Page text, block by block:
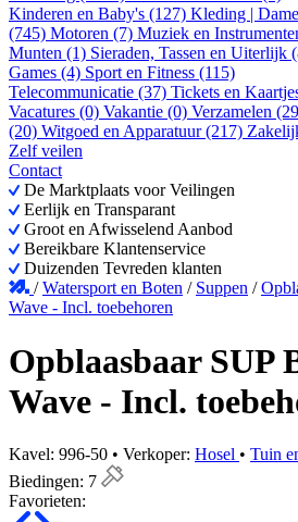
Kinderen en Baby's (127) Kleding |
(745) Motoren (7) Muziek en
Munten (1) Sieraden, Tassen en Uiterlijk
Games (4) Sport en Fitness (115)
Telecommunicatie (37) Tickets en
Vacatures (0) Vakantie (0) Verzamelen
(20) Witgoed en Apparatuur (217)
Zelf veilen
Contact
De Marktplaats voor Veilingen
Eerlijk en Transparant
Groot en Afwisselend Aanbod
Bereikbare Klantenservice
Duizenden Tevreden klanten
/Watersport en Boten / Suppen /
Wave - Incl. toebehoren
Opblaasbaar SUP
Wave - Incl.
Kavel: 996-50 • Verkoper: Hosel • Tuin
Biedingen: 7
Favorieten: